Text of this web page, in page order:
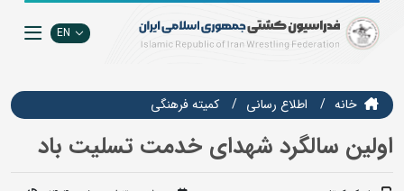
EN
خانه اطلاع رسانی كميته فرهنگي
اولین سالگرد شهدای خدمت تسلیت باد